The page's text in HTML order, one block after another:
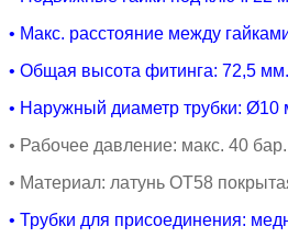
• Макс. расстояние между
• Общая высота фитинга: 72,5 мм.
• Наружный диаметр трубки: Ø10
• Рабочее давление: макс. 40 бар.
• Материал: латунь ОТ58
• Трубки для присоединения: